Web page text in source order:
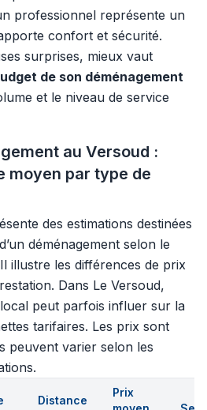
professionnel représente un
confort et sécurité.
surprises, mieux vaut
de son déménagement
et le niveau de service
au Versoud :
moyen par type de
des estimations destinées
déménagement selon le
illustre les différences de prix
Dans Le Versoud,
peut parfois influer sur la
tarifaires. Les prix sont
peuvent varier selon les
Distance
Prix